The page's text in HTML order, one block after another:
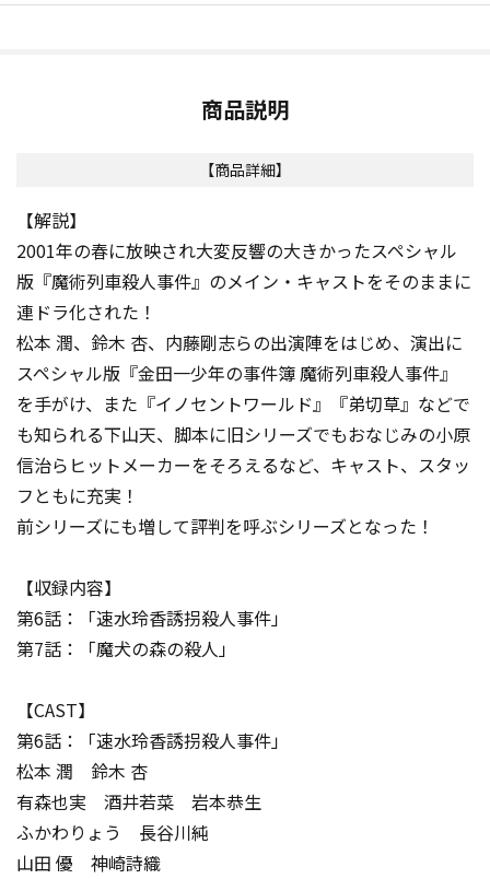
商品説明
【商品詳細】
【解説】
2001年の春に放映され大変反響の大きかったスペシャル
版『魔術列車殺人事件』のメイン・キャストをそのままに
連ドラ化された！
松本 潤、鈴木 杏、内藤剛志らの出演陣をはじめ、演出に
スペシャル版『金田一少年の事件簿 魔術列車殺人事件』
を手がけ、また『イノセントワールド』『弟切草』などで
も知られる下山天、脚本に旧シリーズでもおなじみの小原
信治らヒットメーカーをそろえるなど、キャスト、スタッ
フともに充実！
前シリーズにも増して評判を呼ぶシリーズとなった！
【収録内容】
第6話：「速水玲香誘拐殺人事件」
第7話：「魔犬の森の殺人」
【CAST】
第6話：「速水玲香誘拐殺人事件」
松本 潤 鈴木 杏
有森也実 酒井若菜 岩本恭生
ふかわりょう 長谷川純
山田 優 神崎詩織